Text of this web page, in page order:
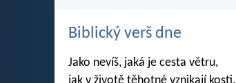
Biblický verš dne
Jako nevíš, jaká je cesta větru,